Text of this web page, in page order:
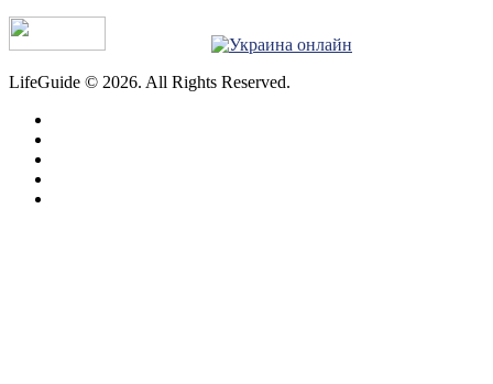
LifeGuide © 2026. All Rights Reserved.